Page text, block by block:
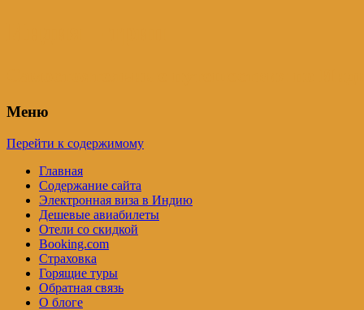
Меню
Перейти к содержимому
Главная
Содержание сайта
Электронная виза в Индию
Дешевые авиабилеты
Отели со скидкой
Booking.com
Страховка
Горящие туры
Обратная связь
О блоге